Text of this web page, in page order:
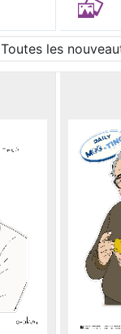
Toutes les